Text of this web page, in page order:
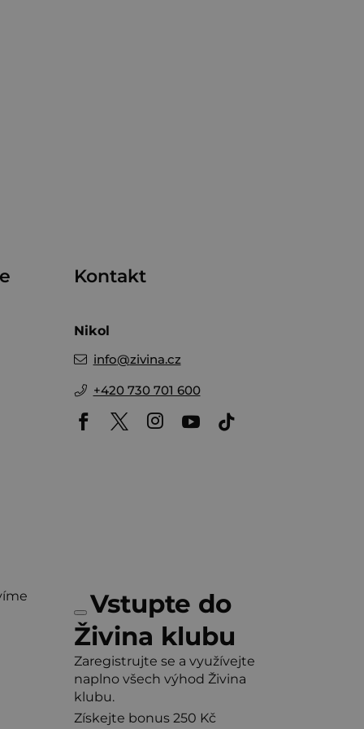
Kontakt
Nikol
info@zivina.cz
+420 730 701 600
Vstupte do
Živina klubu
Zaregistrujte se a využívejte
naplno všech výhod Živina
klubu.
Získejte bonus 250 Kč